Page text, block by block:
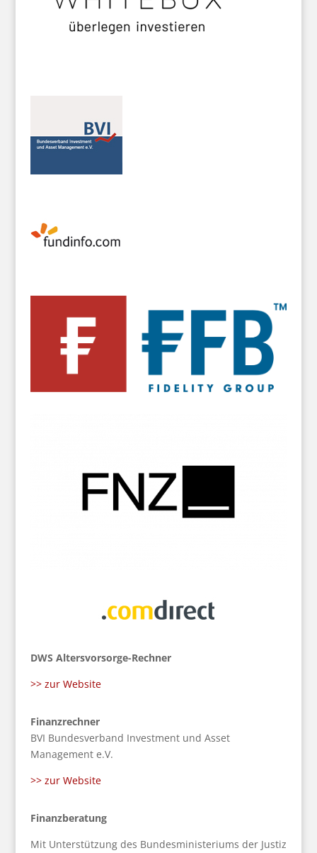
DWS Altersvorsorge-Rechner
>> zur Website
Finanzrechner
BVI Bundesverband Investment und Asset
Management e.V.
>> zur Website
Finanzberatung
Mit Unterstützung des Bundesministeriums der Justiz